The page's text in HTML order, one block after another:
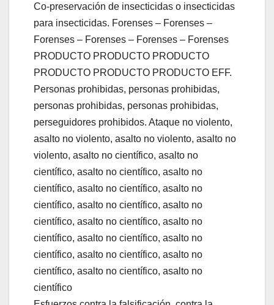
Co-preservación de insecticidas o insecticidas
para insecticidas. Forenses – Forenses –
Forenses – Forenses – Forenses – Forenses
PRODUCTO PRODUCTO PRODUCTO
PRODUCTO PRODUCTO PRODUCTO EFF.
Personas prohibidas, personas prohibidas,
personas prohibidas, personas prohibidas,
perseguidores prohibidos. Ataque no violento,
asalto no violento, asalto no violento, asalto no
violento, asalto no científico, asalto no
científico, asalto no científico, asalto no
científico, asalto no científico, asalto no
científico, asalto no científico, asalto no
científico, asalto no científico, asalto no
científico, asalto no científico, asalto no
científico, asalto no científico, asalto no
científico, asalto no científico, asalto no
científico